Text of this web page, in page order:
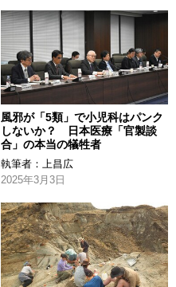
風邪が「5類」で小児科はパンク
しないか？ 日本医療「官製談
合」の本当の犠牲者
執筆者：上昌広
2025年3月3日